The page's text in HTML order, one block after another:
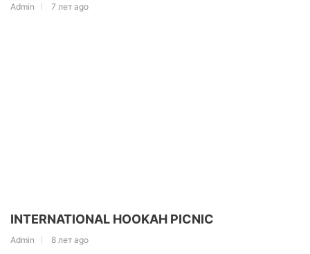
Admin 7 лет ago
INTERNATIONAL HOOKAH PICNIC
Admin 8 лет ago